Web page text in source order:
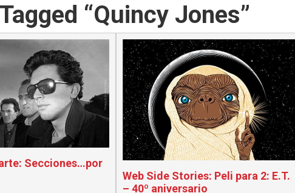
“Quincy Jones”
Secciones…por
Web Side Stories: Peli para 2: E.T.
– 40º aniversario